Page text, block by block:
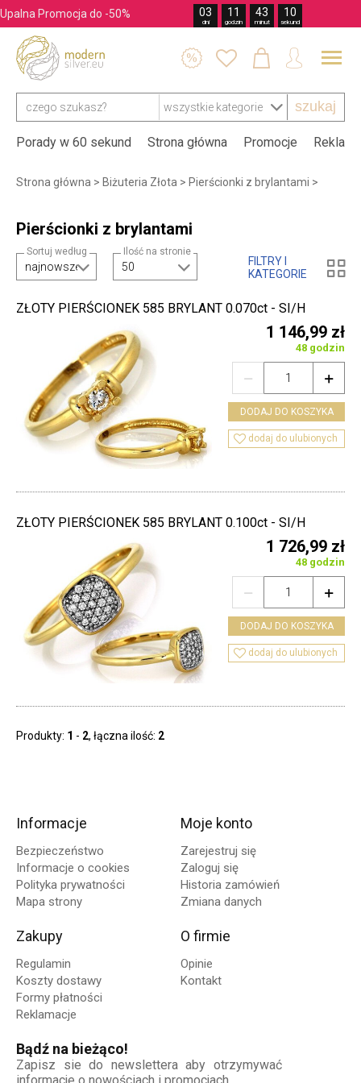
Upalna Promocja do -50% 03
dni
11
godzin
43
minut
10
sekund
szukaj
   
Porady w 60 sekund Strona główna Promocje
Strona główna > Biżuteria Złota > Pierścionki z brylantami >
Pierścionki z brylantami
Sortuj według Ilość na stronie

FILTRY I
KATEGORIE
ZŁOTY PIERŚCIONEK 585 BRYLANT 0.070ct - SI/H
1 146,99 zł
48 godzin


DODAJ DO KOSZYKA
 dodaj do ulubionych
ZŁOTY PIERŚCIONEK 585 BRYLANT 0.100ct - SI/H
1 726,99 zł
48 godzin


DODAJ DO KOSZYKA
 dodaj do ulubionych
Produkty: 1 - 2, łączna ilość: 2
Informacje
Bezpieczeństwo
Informacje o cookies
Polityka prywatności
Mapa strony
Moje konto
Zarejestruj się
Zaloguj się
Historia zamówień
Zmiana danych
Zakupy
Regulamin
Koszty dostawy
Formy płatności
Reklamacje
O firmie
Opinie
Kontakt
Bądź na bieżąco!
Zapisz sie do newslettera aby otrzymywać
informacje o nowościach i promocjach.